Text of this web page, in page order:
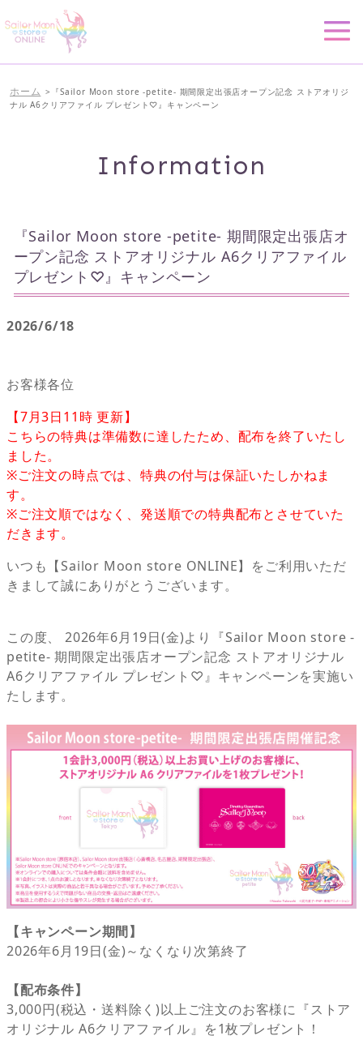
ホーム > 『Sailor Moon store -petite- 期間限定出張店オープン記念 ストアオリジ
ナル A6クリアファイル プレゼント♡』キャンペーン
Information
『Sailor Moon store -petite- 期間限定出張店オ
ープン記念 ストアオリジナル A6クリアファイル
プレゼント♡』キャンペーン
2026/6/18
お客様各位
【7月3日11時 更新】
こちらの特典は準備数に達したため、配布を終了いたし
ました。
※ご注文の時点では、特典の付与は保証いたしかねま
す。
※ご注文順ではなく、発送順での特典配布とさせていた
だきます。
いつも【Sailor Moon store ONLINE】をご利用いただ
きまして誠にありがとうございます。
この度、 2026年6月19日(金)より『Sailor Moon store -
petite- 期間限定出張店オープン記念 ストアオリジナル
A6クリアファイル プレゼント♡』キャンペーンを実施い
たします。
【キャンペーン期間】
2026年6月19日(金)～なくなり次第終了
【配布条件】
3,000円(税込・送料除く)以上ご注文のお客様に『ストア
オリジナル A6クリアファイル』を1枚プレゼント！